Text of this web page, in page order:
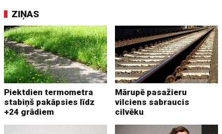
ZIŅAS
Piektdien termometra
stabiņš pakāpsies līdz
+24 grādiem
Mārupē pasažieru
vilciens sabraucis
cilvēku